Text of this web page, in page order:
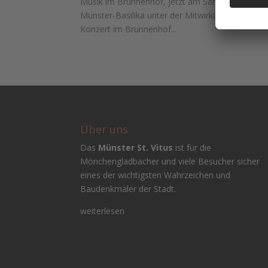
Münster-Basilika unter der Mitwirkung des
Konzert im Brunnenhof...
Über uns
Das Münster St. Vitus ist für die
Mönchengladbacher und viele Besucher sicher
eines der wichtigsten Wahrzeichen und
Baudenkmäler der Stadt.
weiterlesen